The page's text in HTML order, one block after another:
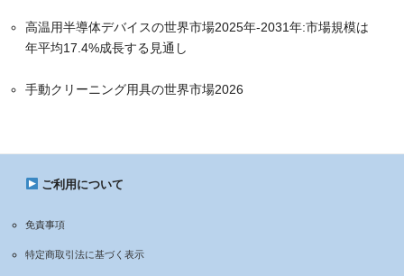
高温用半導体デバイスの世界市場2025年-2031年:市場規模は
年平均17.4%成長する見通し
手動クリーニング用具の世界市場2026
ご利用について
免責事項
特定商取引法に基づく表示